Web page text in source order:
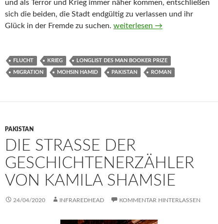
und als Terror und Krieg immer näher kommen, entschließen
sich die beiden, die Stadt endgültig zu verlassen und ihr
Glück in der Fremde zu suchen. Exit West von Mohsin Hamid
weiterlesen →
FLUCHT KRIEG LONGLIST DES MAN BOOKER PRIZE
MIGRATION MOHSIN HAMID PAKISTAN ROMAN
PAKISTAN
DIE STRASSE DER G
ESCHICHTENERZÄHLER V
ON KAMILA SHAMSIE
24/04/2020 INFRAREDHEAD KOMMENTAR HINTERLASSEN